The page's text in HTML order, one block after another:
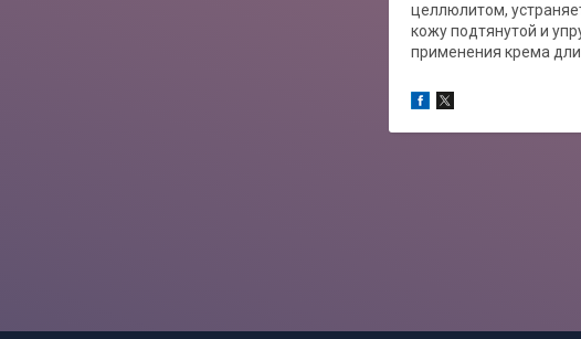
целлюлитом,
кожу подтянутой и
применения крема